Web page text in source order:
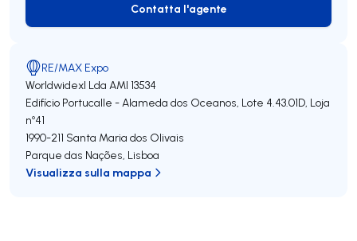
Contatta l'agente
Contatta l'agente
RE/MAX Expo
Worldwidexl Lda AMI 13534
Edifício Portucalle - Alameda dos Oceanos, Lote 4.43.01D, Loja
nº41
1990-211 Santa Maria dos Olivais
Parque das Nações, Lisboa
Visualizza sulla mappa